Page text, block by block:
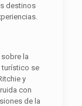
destinos
la
turístico se
y
con
de la